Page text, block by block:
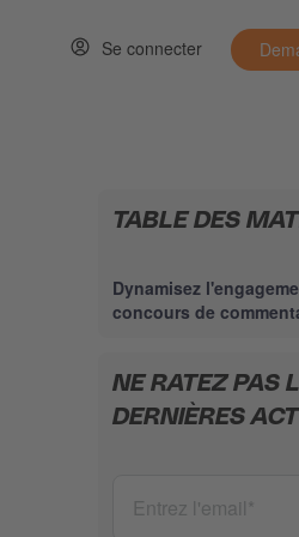
submenu for Entirely
Se connecter
TABLE DES
Dynamisez
concours de
NE RATEZ PAS
DERNIÈRES